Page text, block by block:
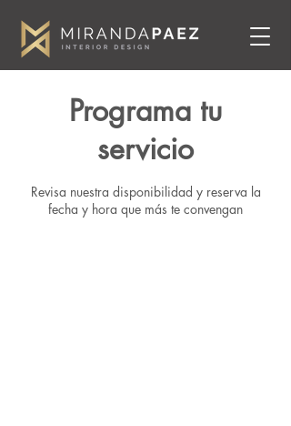
Programa tu
servicio
Revisa nuestra disponibilidad y reserva la
fecha y hora que más te convengan